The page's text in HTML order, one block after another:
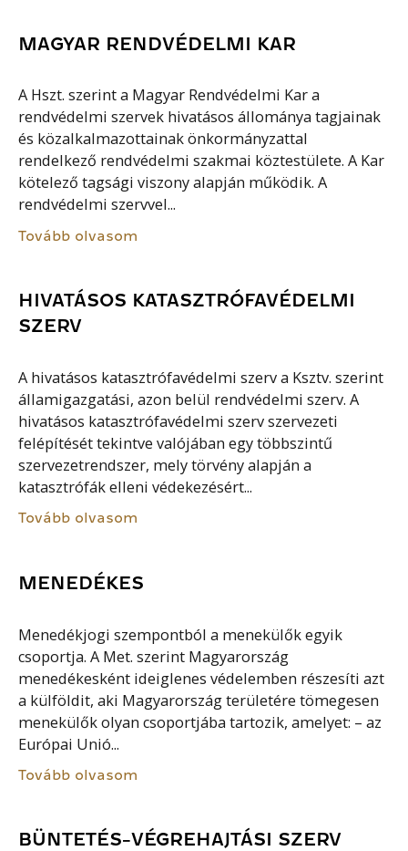
MAGYAR RENDVÉDELMI KAR
A Hszt. szerint a Magyar Rendvédelmi Kar a
rendvédelmi szervek hivatásos állománya tagjainak
és közalkalmazottainak önkormányzattal
rendelkező rendvédelmi szakmai köztestülete. A Kar
kötelező tagsági viszony alapján működik. A
rendvédelmi szervvel...
Tovább olvasom
HIVATÁSOS KATASZTRÓFAVÉDELMI
SZERV
A hivatásos katasztrófavédelmi szerv a Ksztv. szerint
államigazgatási, azon belül rendvédelmi szerv. A
hivatásos katasztrófavédelmi szerv szervezeti
felépítését tekintve valójában egy többszintű
szervezetrendszer, mely törvény alapján a
katasztrófák elleni védekezésért...
Tovább olvasom
MENEDÉKES
Menedékjogi szempontból a menekülők egyik
csoportja. A Met. szerint Magyarország
menedékesként ideiglenes védelemben részesíti azt
a külföldit, aki Magyarország területére tömegesen
menekülők olyan csoportjába tartozik, amelyet: – az
Európai Unió...
Tovább olvasom
BÜNTETÉS-VÉGREHAJTÁSI SZERV